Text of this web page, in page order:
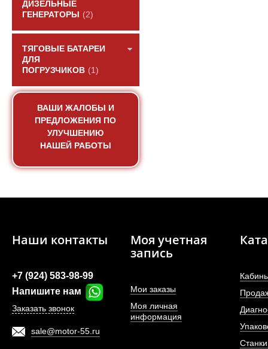
ДИЗЕЛЬНЫЕ
ГЕНЕРАТОРЫ
(2)
ТЯГОВЫЕ БАТАРЕИ
ДЛЯ
ПОГРУЗЧИКОВ (1)
ВАШИ ЖАЛОБЫ И
ПРЕДЛОЖЕНИЯ ПО
УЛУЧШЕНИЮ
НАШЕЙ РАБОТЫ
Наши контакты
+7 (924) 583-98-99
Напишите нам
Заказать звонок
sale@motor-55.ru
Моя учетная
запись
Мои заказы
Моя личная
информация